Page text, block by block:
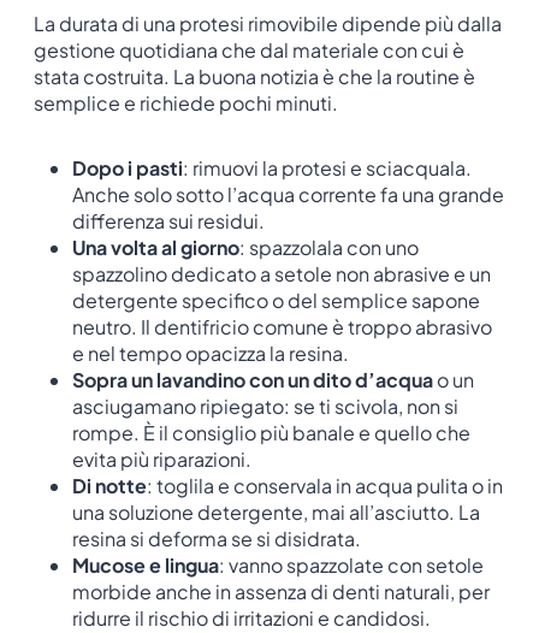
La durata di una protesi rimovibile dipende più dalla
gestione quotidiana che dal materiale con cui è
stata costruita. La buona notizia è che la routine è
semplice e richiede pochi minuti.
Dopo i pasti: rimuovi la protesi e sciacquala.
Anche solo sotto l’acqua corrente fa una grande
differenza sui residui.
Una volta al giorno: spazzolala con uno
spazzolino dedicato a setole non abrasive e un
detergente specifico o del semplice sapone
neutro. Il dentifricio comune è troppo abrasivo
e nel tempo opacizza la resina.
Sopra un lavandino con un dito d’acquao un
asciugamano ripiegato: se ti scivola, non si
rompe. È il consiglio più banale e quello che
evita più riparazioni.
Di notte: toglila e conservala in acqua pulita o in
una soluzione detergente, mai all’asciutto. La
resina si deforma se si disidrata.
Mucose e lingua: vanno spazzolate con setole
morbide anche in assenza di denti naturali, per
ridurre il rischio di irritazioni e candidosi.